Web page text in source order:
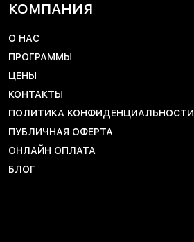
КОМПАНИЯ
О НАС
ПРОГРАММЫ
ЦЕНЫ
КОНТАКТЫ
ПОЛИТИКА КОНФИДЕНЦИАЛЬНОСТИ
ПУБЛИЧНАЯ ОФЕРТА
ОНЛАЙН ОПЛАТА
БЛОГ